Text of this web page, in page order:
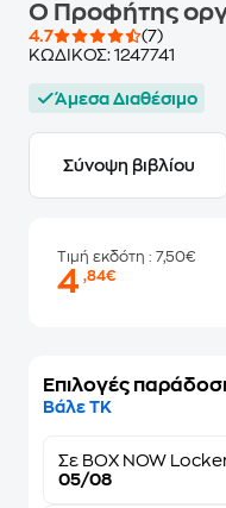
Ο Προφήτης
4.7
(7)
ΚΩΔΙΚΟΣ: 1247741
Άμεσα Διαθέσιμο
Σύνοψη βιβλίου
Τιμή εκδότη : 7,50€
4,84€
Επιλογές
Βάλε ΤΚ
Σε BOX NOW
05/08